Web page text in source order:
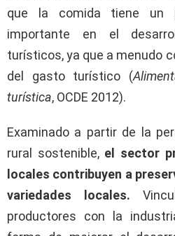
que la comida tiene un
importante en el
turísticos, ya que a menudo
del gasto turístico (
turística, OCDE 2012).
Examinado a partir de la
rural sostenible, el sector
locales contribuyen a
variedades locales.
productores con la